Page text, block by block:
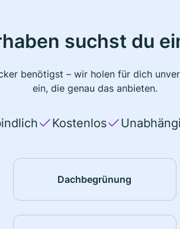
suchst du
benötigst – wir holen für dich
ein, die genau das anbieten.
Kostenlos
Dachbegrünung